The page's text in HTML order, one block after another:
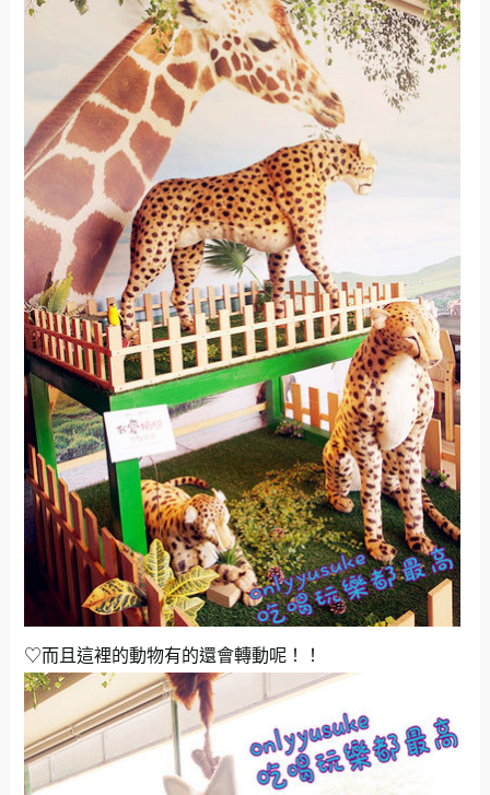
♡而且這裡的動物有的還會轉動呢！！